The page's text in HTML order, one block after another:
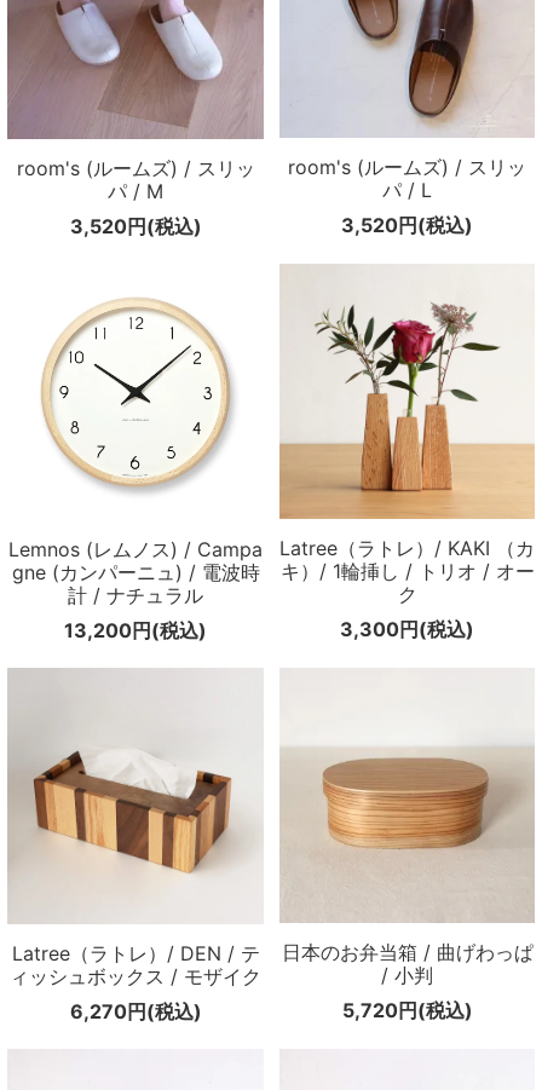
room's (ルームズ) / スリッ
パ / M
3,520円(税込)
room's (ルームズ) / スリッ
パ / L
3,520円(税込)
Lemnos (レムノス) / Campa
gne (カンパーニュ) / 電波時
計 / ナチュラル
13,200円(税込)
Latree（ラトレ）/ KAKI （カ
キ）/ 1輪挿し / トリオ / オー
ク
3,300円(税込)
Latree（ラトレ）/ DEN / テ
ィッシュボックス / モザイク
6,270円(税込)
日本のお弁当箱 / 曲げわっぱ
/ 小判
5,720円(税込)